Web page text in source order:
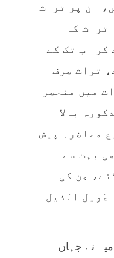
ان پر تراث
تراث کا
کر اب تک کے
تراث صرف
میں منحصر
بالا
محاضرہ پیش
بہت سے
جن کی
طویل الذیل
نے جہاں